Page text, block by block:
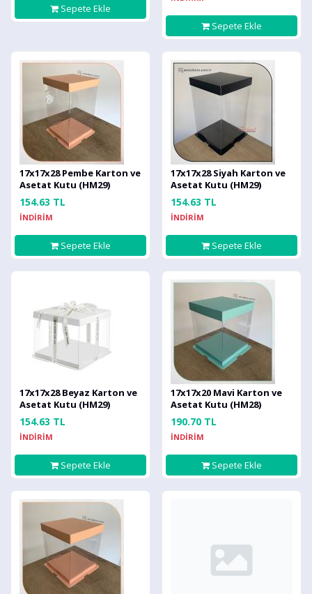
Sepete Ekle
Sepete Ekle
17x17x28 Pembe Karton ve
Asetat Kutu (HM29)
154.63 TL
İNDİRİM
Sepete Ekle
17x17x28 Siyah Karton ve
Asetat Kutu (HM29)
154.63 TL
İNDİRİM
Sepete Ekle
17x17x28 Beyaz Karton ve
Asetat Kutu (HM29)
154.63 TL
İNDİRİM
Sepete Ekle
17x17x20 Mavi Karton ve
Asetat Kutu (HM28)
190.70 TL
İNDİRİM
Sepete Ekle